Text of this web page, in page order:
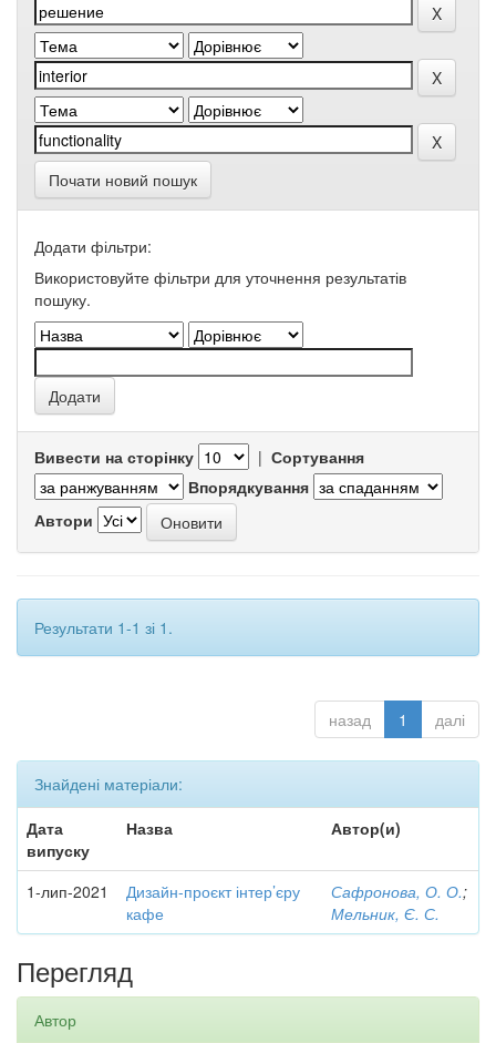
Почати новий пошук
Додати фільтри:
Використовуйте фільтри для уточнення результатів
пошуку.
Вивести на сторінку | Сортування
Впорядкування
Автори
Результати 1-1 зі 1.
назад 1 далі
Знайдені матеріали:
Дата
випуску
Назва Автор(и)
1-лип-2021
Дизайн-проєкт інтер’єру
кафе
Сафронова, О. О.;
Мельник, Є. С.
Перегляд
Автор